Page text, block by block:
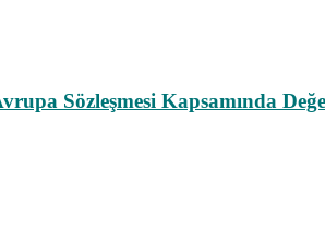
Sözleşmesi Kapsamında